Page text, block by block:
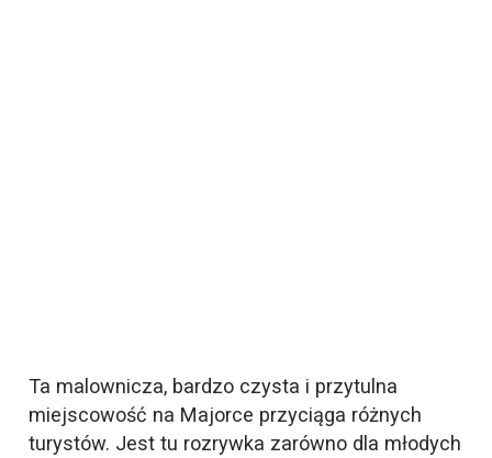
Ta malownicza, bardzo czysta i przytulna
miejscowość na Majorce przyciąga różnych
turystów. Jest tu rozrywka zarówno dla młodych